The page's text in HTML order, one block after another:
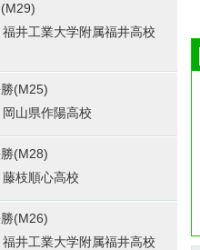
福井工業大学附属福井高校
(M25)
岡山県作陽高校
(M28)
藤枝順心高校
(M26)
福井工業大学附属福井高校